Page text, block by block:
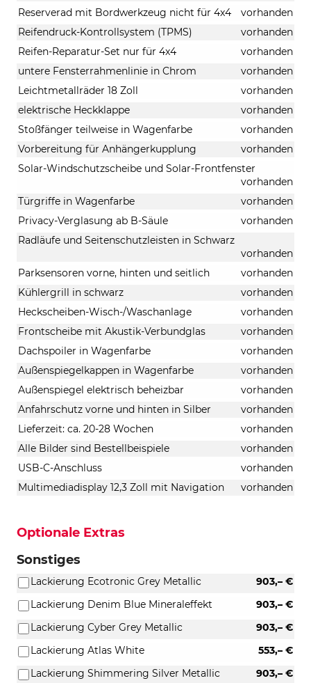
Reserverad mit Bordwerkzeug nicht für 4x4
vorhanden
Reifendruck-Kontrollsystem (TPMS)
vorhanden
Reifen-Reparatur-Set nur für 4x4
vorhanden
untere Fensterrahmenlinie in Chrom
vorhanden
Leichtmetallräder 18 Zoll
vorhanden
elektrische Heckklappe
vorhanden
Stoßfänger teilweise in Wagenfarbe
vorhanden
Vorbereitung für Anhängerkupplung
vorhanden
Solar-Windschutzscheibe und Solar-Frontfenster
vorhanden
Türgriffe in Wagenfarbe
vorhanden
Privacy-Verglasung ab B-Säule
vorhanden
Radläufe und Seitenschutzleisten in Schwarz
vorhanden
Parksensoren vorne, hinten und seitlich
vorhanden
Kühlergrill in schwarz
vorhanden
Heckscheiben-Wisch-/Waschanlage
vorhanden
Frontscheibe mit Akustik-Verbundglas
vorhanden
Dachspoiler in Wagenfarbe
vorhanden
Außenspiegelkappen in Wagenfarbe
vorhanden
Außenspiegel elektrisch beheizbar
vorhanden
Anfahrschutz vorne und hinten in Silber
vorhanden
Lieferzeit: ca. 20-28 Wochen
vorhanden
Alle Bilder sind Bestellbeispiele
vorhanden
USB-C-Anschluss
vorhanden
Multimediadisplay 12,3 Zoll mit Navigation
vorhanden
Optionale Extras
Sonstiges
903,– €
Lackierung Ecotronic Grey Metallic
903,– €
Lackierung Denim Blue Mineraleffekt
903,– €
Lackierung Cyber Grey Metallic
553,– €
Lackierung Atlas White
903,– €
Lackierung Shimmering Silver Metallic